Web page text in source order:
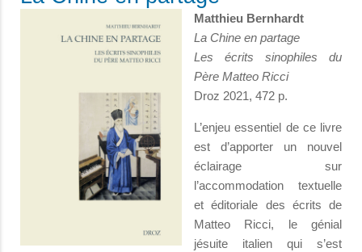
Matthieu Bernhardt
La Chine en partage
Les écrits sinophiles du
Père Matteo Ricci
Droz 2021, 472 p.
L’enjeu essentiel de ce livre
est d’apporter un nouvel
éclairage sur
l’accommodation textuelle
et éditoriale des écrits de
Matteo Ricci, le génial
jésuite italien qui s’est